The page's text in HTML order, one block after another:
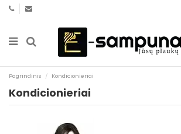
Pagrindinis Kondicionieriai
Kondicionieriai